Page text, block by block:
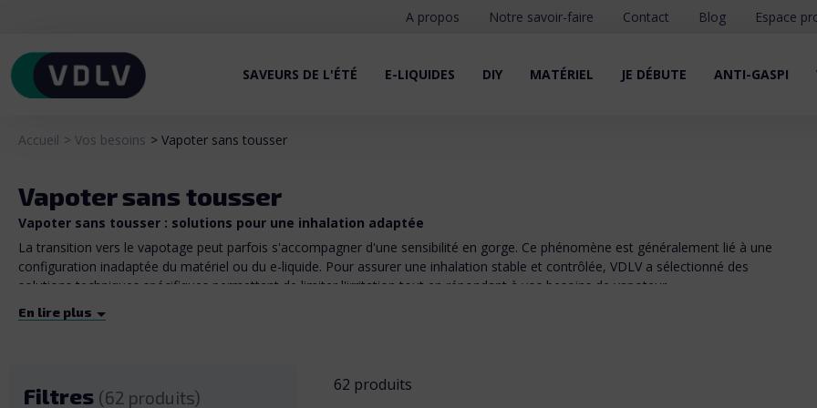
A propos Notre savoir-faire Contact Blog Espace
SAVEURS DE L'ÉTÉ E-LIQUIDES DIY MATÉRIEL JE DÉBUTE ANTI-GASPI
Accueil Vos besoins Vapoter sans tousser
Vapoter sans tousser
Vapoter sans tousser : solutions pour une inhalation adaptée
La transition vers le vapotage peut parfois s'accompagner d'une sensibilité en gorge. Ce phénomène est généralement lié à une
configuration inadaptée du matériel ou du e-liquide. Pour assurer une inhalation stable et contrôlée, VDLV a sélectionné des
solutions techniques spécifiques permettant de limiter l'irritation tout en répondant à vos besoins de vapoteur.
sont la forme de nicotine la plus proche de son état naturel dans la plante. Contrairement à la nicotine
classique, le pH est abaissé par l'ajout d'un acide organique, ce qui réduit considérablement l'irritation en gorge et permet une
En lire plus
Filtres (62 produits)
62 produits